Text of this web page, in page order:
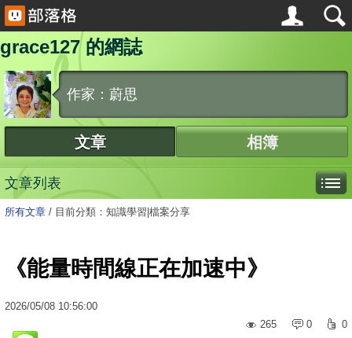
grace127 的網誌
作家：蔚思
文章 相簿
文章列表
所有文章 / 目前分類：知識學習|檔案分享
《能量時間線正在加速中》
2026/05/08 10:56:00
265
0 0